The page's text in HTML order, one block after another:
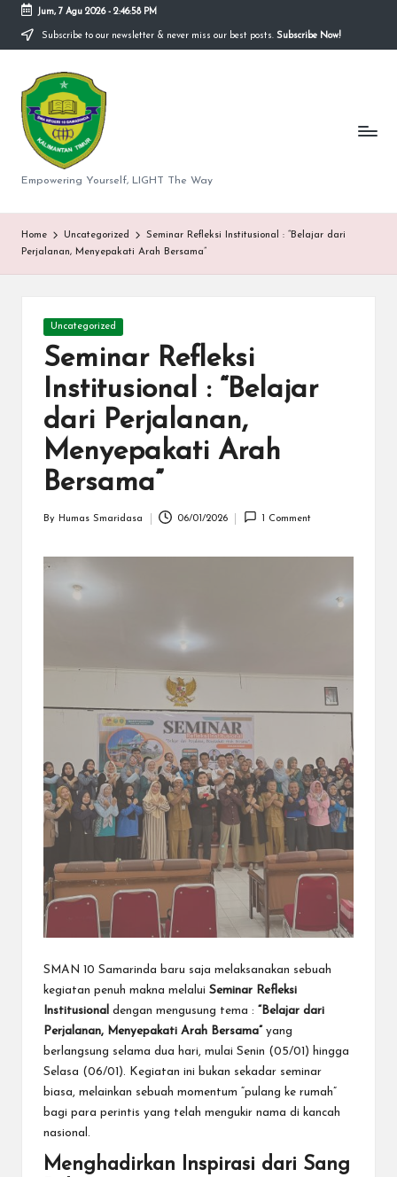
Skip
content
Jum, 7 Agu 2026- 2:46:58 PM
Subscribe to our newsletter & never miss our best posts. Subscribe Now!
S
M
A
N
e
g
er
Empowering Yourself, LIGHT The Way
Home Uncategorized
Seminar Refleksi Institusional : “Belajar dari
Perjalanan, Menyepakati Arah Bersama”
Posted
Uncategorized
Seminar Refleksi
Institusional : “Belajar
dari Perjalanan,
Menyepakati Arah
Bersama”
By Humas Smaridasa 06/01/2026 1 Comment
SMAN 10 Samarinda baru saja melaksanakan sebuah
kegiatan penuh makna melalui Seminar Refleksi
Institusional dengan mengusung tema :
“Belajar dari
Perjalanan, Menyepakati Arah Bersama” yang
berlangsung selama dua hari, mulai Senin (05/01) hingga
Selasa (06/01). Kegiatan ini bukan sekadar seminar
biasa, melainkan sebuah momentum “pulang ke rumah”
bagi para perintis yang telah mengukir nama di kancah
nasional.
Menghadirkan Inspirasi dari Sang